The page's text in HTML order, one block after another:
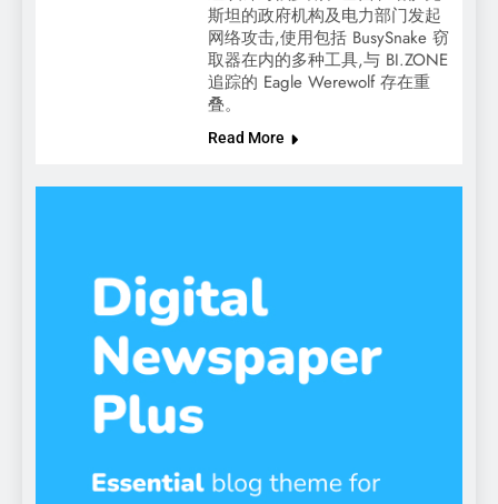
斯坦的政府机构及电力部门发起
网络攻击,使用包括 BusySnake 窃
取器在内的多种工具,与 BI.ZONE
追踪的 Eagle Werewolf 存在重
叠。
Read More